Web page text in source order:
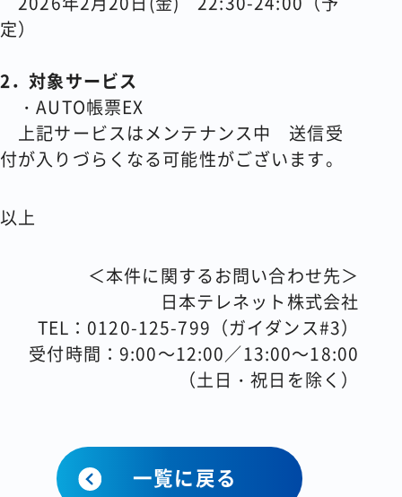
定）
2．対象サービス
・AUTO帳票EX
上記サービスはメンテナンス中 送信受
付が入りづらくなる可能性がございます。
以上
＜本件に関するお問い合わせ先＞
日本テレネット株式会社
TEL：0120-125-799（ガイダンス#3）
受付時間：9:00～12:00／13:00～18:00
（土日・祝日を除く）
一覧に戻る